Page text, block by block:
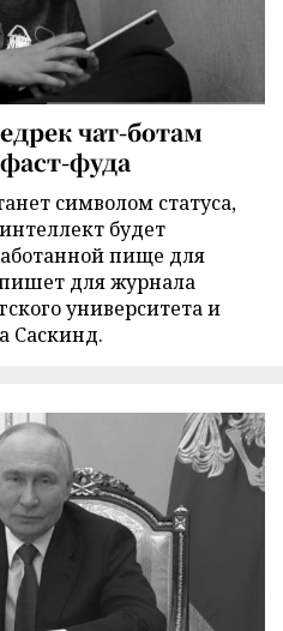
чат-ботам
фуда
символом статуса,
будет
пище для
для журнала
университета и
Саскинд.